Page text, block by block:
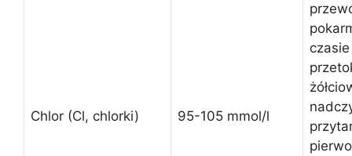
Chlor (Cl, chlorki) 95-105 mmol/l